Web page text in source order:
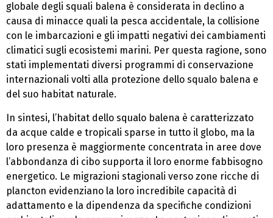
globale degli squali balena è considerata in declino a
causa di minacce quali la pesca accidentale, la collisione
con le imbarcazioni e gli impatti negativi dei cambiamenti
climatici sugli ecosistemi marini. Per questa ragione, sono
stati implementati diversi programmi di conservazione
internazionali volti alla protezione dello squalo balena e
del suo habitat naturale.
In sintesi, l’habitat dello squalo balena è caratterizzato
da acque calde e tropicali sparse in tutto il globo, ma la
loro presenza è maggiormente concentrata in aree dove
l’abbondanza di cibo supporta il loro enorme fabbisogno
energetico. Le migrazioni stagionali verso zone ricche di
plancton evidenziano la loro incredibile capacità di
adattamento e la dipendenza da specifiche condizioni